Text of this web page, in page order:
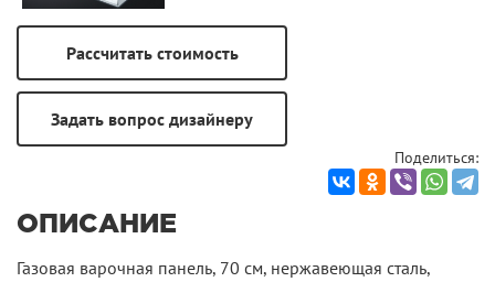
Поделиться:
ОПИСАНИЕ
Газовая варочная панель, 70 cм, нержавеющая сталь,